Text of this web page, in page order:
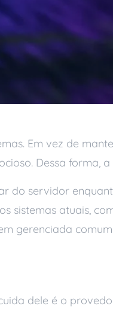
Em vez de
Dessa forma,
do servidor
sistemas atuais,
gerenciada
dele é o